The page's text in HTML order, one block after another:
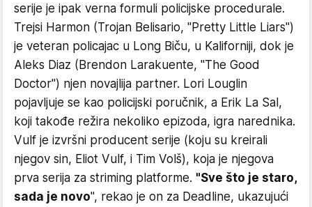
serije je ipak verna formuli policijske procedurale.
Trejsi Harmon (Trojan Belisario, "Pretty Little Liars")
je veteran policajac u Long Biču, u Kaliforniji, dok je
Aleks Diaz (Brendon Larakuente, "The Good
Doctor") njen novajlija partner. Lori Louglin
pojavljuje se kao policijski poručnik, a Erik La Sal,
koji takođe režira nekoliko epizoda, igra narednika.
Vulf je izvršni producent serije (koju su kreirali
njegov sin, Eliot Vulf, i Tim Volš), koja je njegova
prva serija za striming platforme. "Sve što je staro,
sada je novo", rekao je on za Deadline, ukazujući